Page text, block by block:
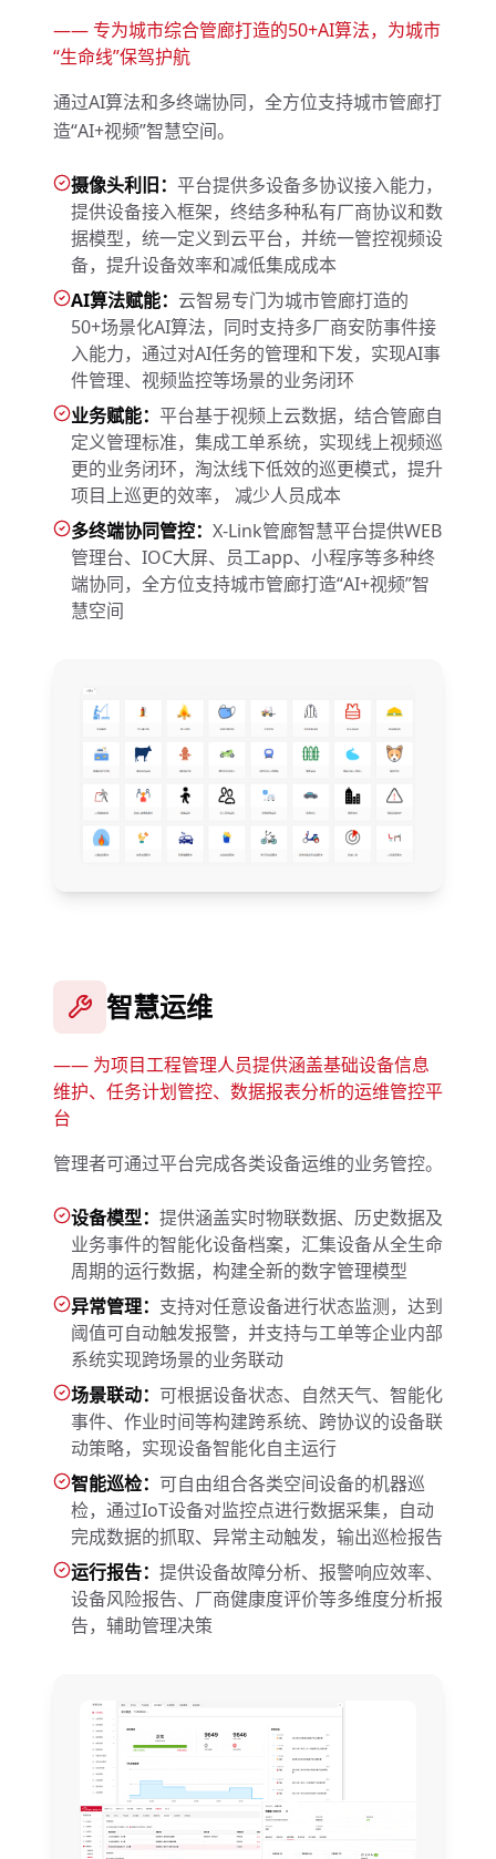
——专为城市综合管廊打造的50+AI算法，为城市
“生命线”保驾护航
通过AI算法和多终端协同，全方位支持城市管廊打
造“AI+视频”智慧空间。
摄像头利旧： 平台提供多设备多协议接入能力，
提供设备接入框架，终结多种私有厂商协议和数
据模型，统一定义到云平台，并统一管控视频设
备，提升设备效率和减低集成成本
AI算法赋能： 云智易专门为城市管廊打造的
50+场景化AI算法，同时支持多厂商安防事件接
入能力，通过对AI任务的管理和下发，实现AI事
件管理、视频监控等场景的业务闭环
业务赋能： 平台基于视频上云数据，结合管廊自
定义管理标准，集成工单系统，实现线上视频巡
更的业务闭环，淘汰线下低效的巡更模式，提升
项目上巡更的效率， 减少人员成本
多终端协同管控： X-Link管廊智慧平台提供WEB
管理台、IOC大屏、员工app、小程序等多种终
端协同，全方位支持城市管廊打造“AI+视频”智
慧空间
智慧运维
—— 为项目工程管理人员提供涵盖基础设备信息
维护、任务计划管控、数据报表分析的运维管控平
台
管理者可通过平台完成各类设备运维的业务管控。
设备模型： 提供涵盖实时物联数据、历史数据及
业务事件的智能化设备档案，汇集设备从全生命
周期的运行数据，构建全新的数字管理模型
异常管理： 支持对任意设备进行状态监测，达到
阈值可自动触发报警，并支持与工单等企业内部
系统实现跨场景的业务联动
场景联动： 可根据设备状态、自然天气、智能化
事件、作业时间等构建跨系统、跨协议的设备联
动策略，实现设备智能化自主运行
智能巡检： 可自由组合各类空间设备的机器巡
检，通过IoT设备对监控点进行数据采集，自动
完成数据的抓取、异常主动触发，输出巡检报告
运行报告： 提供设备故障分析、报警响应效率、
设备风险报告、厂商健康度评价等多维度分析报
告，辅助管理决策